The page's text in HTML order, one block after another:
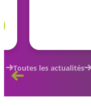
Toutes les actualités